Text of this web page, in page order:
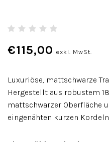
€115,00 exkl. MwSt.
Luxuriöse, mattschwarze
Hergestellt aus robustem
mattschwarzer Oberfläche
eingenähten kurzen Kordeln.